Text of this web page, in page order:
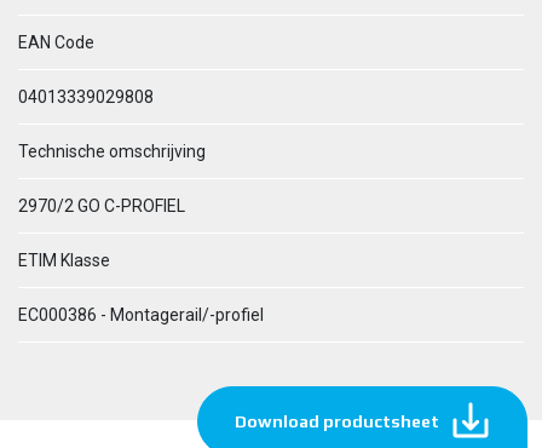
EAN Code
04013339029808
Technische omschrijving
2970/2 GO C-PROFIEL
ETIM Klasse
EC000386 - Montagerail/-profiel
Download productsheet